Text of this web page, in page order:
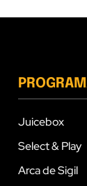
Juicebox
Select & Play
Arca de Sigil